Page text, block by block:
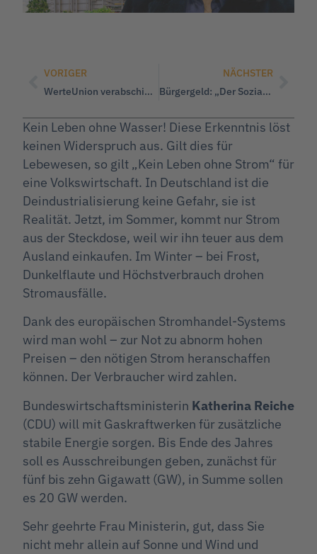
VORIGER
WerteUnion verabschiedet Programm und komplettiert den Vorstand
NÄCHSTER
Bürgergeld: „Der Sozialstaat fliegt uns um die Ohren“
Kein Leben ohne Wasser! Diese Erkenntnis löst
keinen Widerspruch aus. Gilt dies für
Lebewesen, so gilt „Kein Leben ohne Strom“ für
eine Volkswirtschaft. In Deutschland ist die
Deindustrialisierung keine Gefahr, sie ist
Realität. Jetzt, im Sommer, kommt nur Strom
aus der Steckdose, weil wir ihn teuer aus dem
Ausland einkaufen. Im Winter – bei Frost,
Dunkelflaute und Höchstverbrauch drohen
Stromausfälle.
Dank des europäischen Stromhandel-Systems
wird man wohl – zur Not zu abnorm hohen
Preisen – den nötigen Strom heranschaffen
können. Der Verbraucher wird zahlen.
Bundeswirtschaftsministerin Katherina Reiche
(CDU) will mit Gaskraftwerken für zusätzliche
stabile Energie sorgen. Bis Ende des Jahres
soll es Ausschreibungen geben, zunächst für
fünf bis zehn Gigawatt (GW), in Summe sollen
es 20 GW werden.
Sehr geehrte Frau Ministerin, gut, dass Sie
nicht mehr allein auf Sonne und Wind und